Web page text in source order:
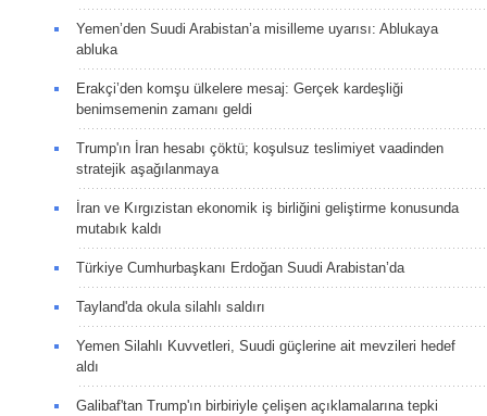
Yemen’den Suudi Arabistan’a misilleme uyarısı: Ablukaya
abluka
Erakçi’den komşu ülkelere mesaj: Gerçek kardeşliği
benimsemenin zamanı geldi
Trump'ın İran hesabı çöktü; koşulsuz teslimiyet vaadinden
stratejik aşağılanmaya
İran ve Kırgızistan ekonomik iş birliğini geliştirme konusunda
mutabık kaldı
Türkiye Cumhurbaşkanı Erdoğan Suudi Arabistan’da
Tayland'da okula silahlı saldırı
Yemen Silahlı Kuvvetleri, Suudi güçlerine ait mevzileri hedef
aldı
Galibaf'tan Trump'ın birbiriyle çelişen açıklamalarına tepki